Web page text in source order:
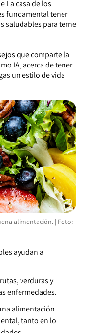
La casa de los
fundamental tener
saludables para terne
que comparte la
IA, acerca de tener
un estilo de vida
alimentación. | Foto:
ayudan a
verduras y
enfermedades.
alimentación
tanto en lo